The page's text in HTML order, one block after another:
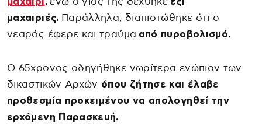
μαχαιριές. Παράλληλα, διαπιστώθηκε ότι ο
νεαρός έφερε και τραύμα από πυροβολισμό.
Ο 65χρονος οδηγήθηκε νωρίτερα ενώπιον των
δικαστικών Αρχών όπου ζήτησε και έλαβε
προθεσμία προκειμένου να απολογηθεί την
ερχόμενη Παρασκευή.